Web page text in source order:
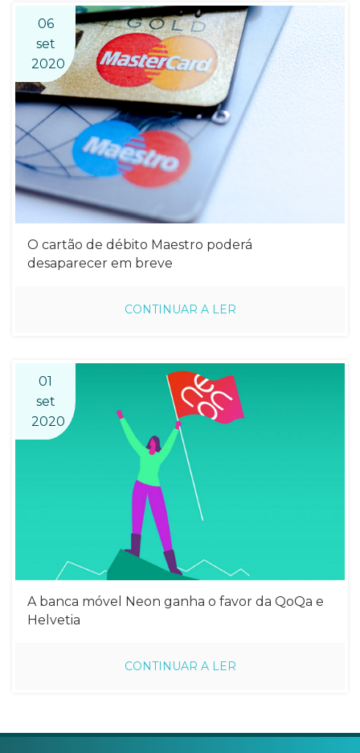
06
set
2020
O cartão de débito Maestro poderá
desaparecer em breve
CONTINUAR A LER
01
set
2020
A banca móvel Neon ganha o favor da QoQa e
Helvetia
CONTINUAR A LER